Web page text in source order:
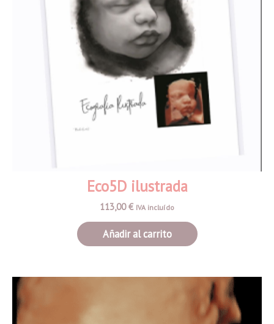
Eco5D ilustrada
113,00€ IVA incluído
Añadir al carrito